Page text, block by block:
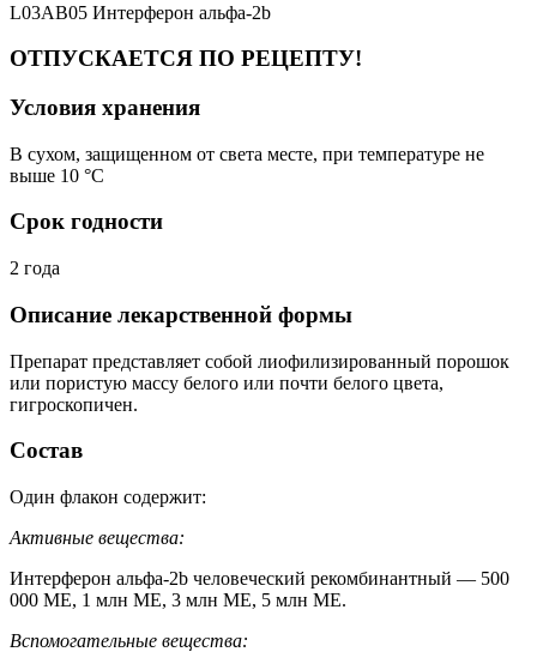
L03AB05 Интерферон альфа-2b
ОТПУСКАЕТСЯ ПО РЕЦЕПТУ!
Условия хранения
В сухом, защищенном от света месте, при температуре не
выше 10 °C
Срок годности
2 года
Описание лекарственной формы
Препарат представляет собой лиофилизированный порошок
или пористую массу белого или почти белого цвета,
гигроскопичен.
Состав
Один флакон содержит:
Активные вещества:
Интерферон альфа-2b человеческий рекомбинантный — 500
000 ME, 1 млн ME, 3 млн ME, 5 млн ME.
Вспомогательные вещества: